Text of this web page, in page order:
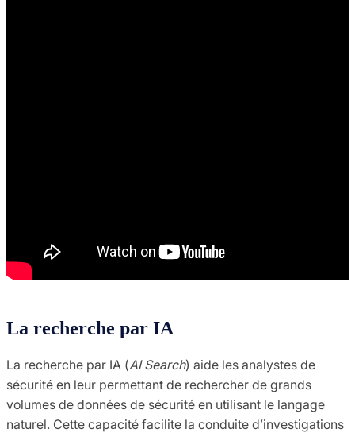
La recherche par IA
La recherche par IA (AI Search) aide les analystes de
sécurité en leur permettant de rechercher de grands
volumes de données de sécurité en utilisant le langage
naturel. Cette capacité facilite la conduite d’investigations